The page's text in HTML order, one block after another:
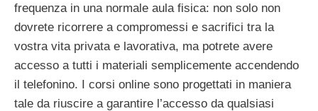
frequenza in una normale aula fisica: non solo non
dovrete ricorrere a compromessi e sacrifici tra la
vostra vita privata e lavorativa, ma potrete avere
accesso a tutti i materiali semplicemente accendendo
il telefonino. I corsi online sono progettati in maniera
tale da riuscire a garantire l’accesso da qualsiasi